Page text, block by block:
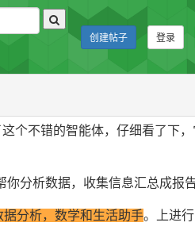
创建帖子 登录
不错的智能体，仔细看了下，
分析数据，收集信息汇总成报
分析，数学和生活助手。上进